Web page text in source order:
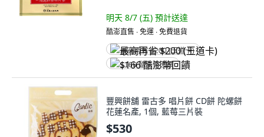
明天 8/7 (五) 預計送達
酷澎直售 ∙ 免運 ∙ 免費退貨
最高再省 $200 (王道卡)
$166 酷澎幣回饋
豐興餅舖 雷古多 唱片餅 CD餅 陀螺餅
花蓮名產, 1個, 藍莓三片裝
$530